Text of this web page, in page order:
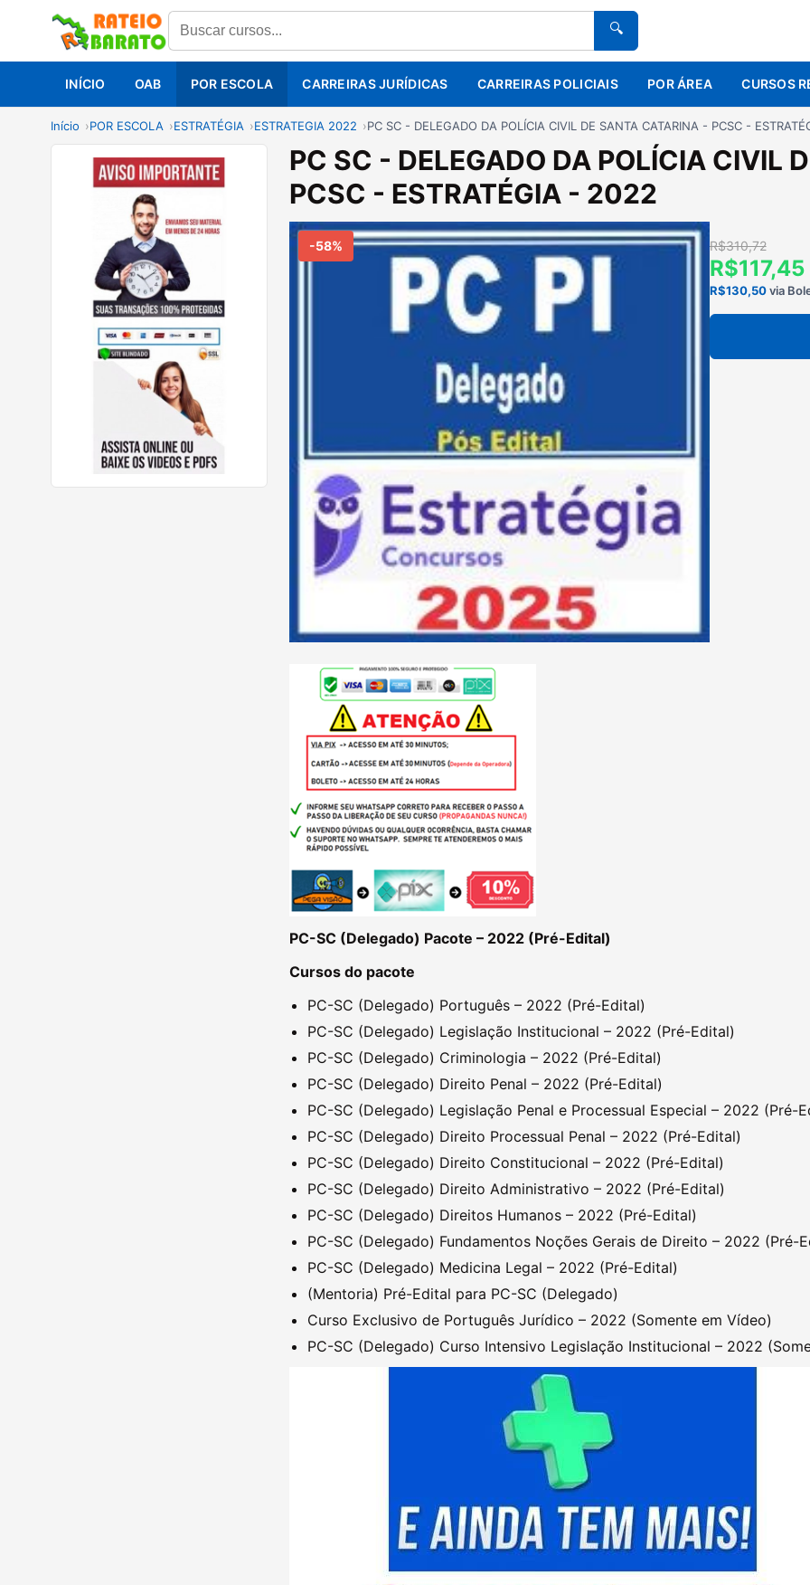
🔍
INÍCIO OAB POR ESCOLA CARREIRAS JURÍDICAS CARREIRAS POLICIAIS POR ÁREA CURSOS
Início POR ESCOLA ESTRATÉGIA ESTRATEGIA 2022 PC SC - DELEGADO DA POLÍCIA CIVIL DE SANTA CATARINA - PCSC -
PC SC - DELEGADO DA POLÍCIA CIVIL
PCSC - ESTRATÉGIA - 2022
-58% R$310,72
R$117,45
R$130,50via
PC-SC (Delegado) Pacote – 2022 (Pré-Edital)
Cursos do pacote
PC-SC (Delegado) Português – 2022 (Pré-Edital)
PC-SC (Delegado) Legislação Institucional – 2022 (Pré-Edital)
PC-SC (Delegado) Criminologia – 2022 (Pré-Edital)
PC-SC (Delegado) Direito Penal – 2022 (Pré-Edital)
PC-SC (Delegado) Legislação Penal e Processual Especial – 2022 (Pré-
PC-SC (Delegado) Direito Processual Penal – 2022 (Pré-Edital)
PC-SC (Delegado) Direito Constitucional – 2022 (Pré-Edital)
PC-SC (Delegado) Direito Administrativo – 2022 (Pré-Edital)
PC-SC (Delegado) Direitos Humanos – 2022 (Pré-Edital)
PC-SC (Delegado) Fundamentos Noções Gerais de Direito – 2022 (Pré-
PC-SC (Delegado) Medicina Legal – 2022 (Pré-Edital)
(Mentoria) Pré-Edital para PC-SC (Delegado)
Curso Exclusivo de Português Jurídico – 2022 (Somente em Vídeo)
PC-SC (Delegado) Curso Intensivo Legislação Institucional – 2022